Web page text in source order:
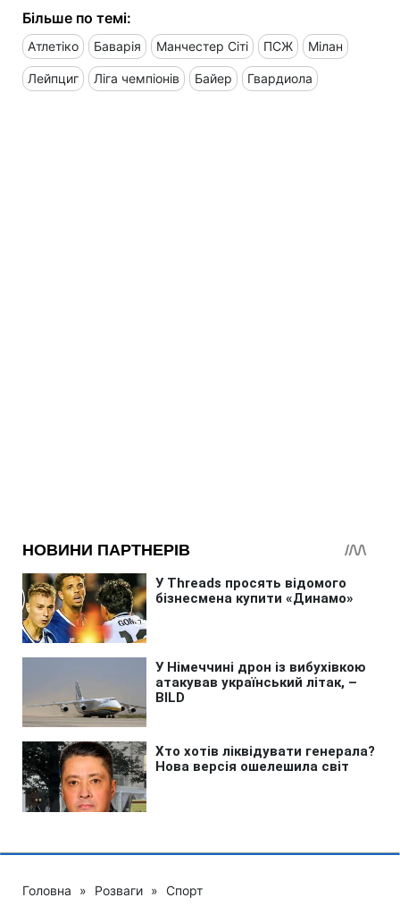
Більше по темі:
Атлетіко Баварія Манчестер Сіті ПСЖ Мілан
Лейпциг Ліга чемпіонів Байер Гвардиола
Головна » Розваги » Спорт